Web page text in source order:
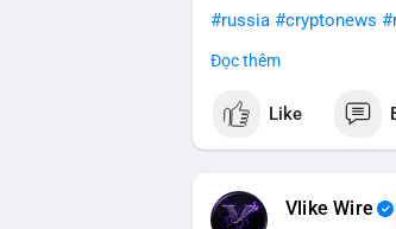
#russia #cryptonews
$btc $eth
#vlikevn #titanbot
Đọc thêm
Like
Vlike Wire